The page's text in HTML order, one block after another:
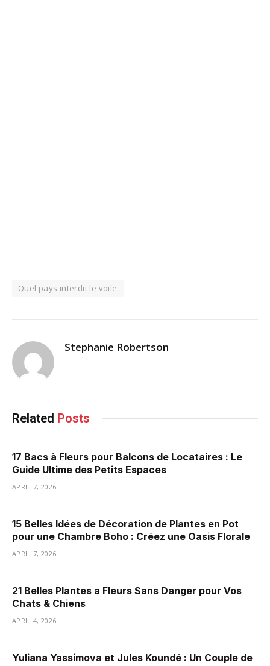
Quel pays interdit le voile
Stephanie Robertson
Related Posts
17 Bacs à Fleurs pour Balcons de Locataires : Le
Guide Ultime des Petits Espaces
APRIL 7, 2026
15 Belles Idées de Décoration de Plantes en Pot
pour une Chambre Boho : Créez une Oasis Florale
APRIL 7, 2026
21 Belles Plantes a Fleurs Sans Danger pour Vos
Chats & Chiens
APRIL 4, 2026
Yuliana Yassimova et Jules Koundé : Un Couple de